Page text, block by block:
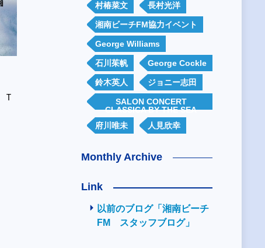
Ｔ
村椿菜文 長村光洋
湘南ビーチFM協力イベント
George Williams
石川茱帆 George Cockle
鈴木英人 ジョニー志田
SALON CONCERT
CLASSICA BY THE SEA
府川唯未
人見欣幸
Monthly Archive
Link
以前のブログ「湘南ビーチ
FM スタッフブログ」